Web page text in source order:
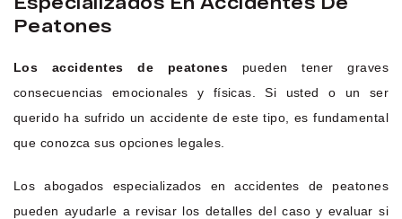
Peatones
Los accidentes de peatones pueden tener graves
consecuencias emocionales y físicas. Si usted o un ser
querido ha sufrido un accidente de este tipo, es fundamental
que conozca sus opciones legales.
Los abogados especializados en accidentes de peatones
pueden ayudarle a revisar los detalles del caso y evaluar si